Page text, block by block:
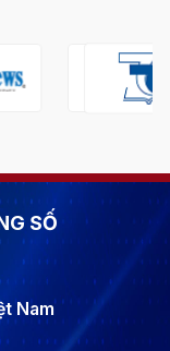
SỐ
Nam